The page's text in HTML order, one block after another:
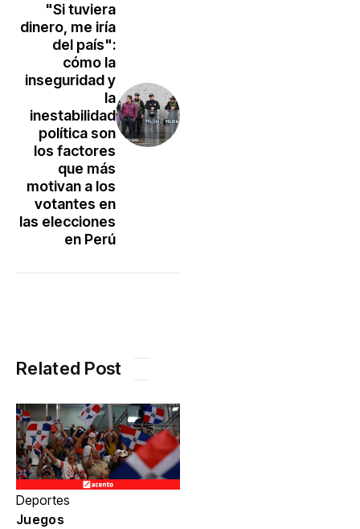
"Si tuviera
dinero, me iría
del país":
cómo la
inseguridad y
la
inestabilidad
política son
los factores
que más
motivan a los
votantes en
las elecciones
en Perú
Related Post
Deportes
Juegos